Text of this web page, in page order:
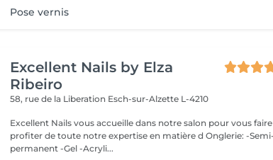
Pose vernis
Excellent Nails by Elza
Ribeiro
58, rue de la Liberation Esch-sur-Alzette L-4210
Excellent Nails vous accueille dans notre salon pour vous faire
profiter de toute notre expertise en matière d Onglerie: -Semi-
permanent -Gel -Acryli...